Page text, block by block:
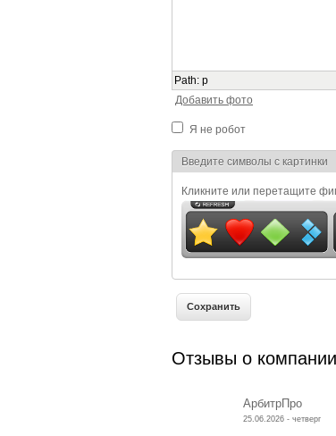
Path: p
Добавить фото
Я не робот
Я спамер
Введите символы с картинки
Кликните или перетащите
Отзывы о
АрбитрПро
25.06.2026 - четверг